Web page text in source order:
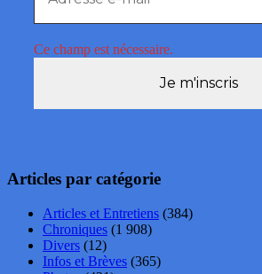
Ce champ est nécessaire.
Articles par catégorie
Articles et Entretiens (384)
Chroniques (1 908)
Divers (12)
Infos et Brèves (365)